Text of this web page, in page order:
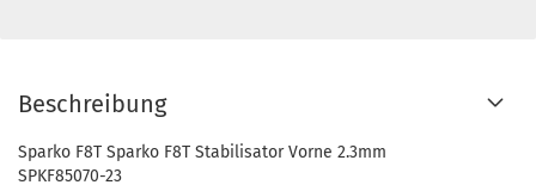
Beschreibung
Sparko F8T Sparko F8T Stabilisator Vorne 2.3mm
SPKF85070-23